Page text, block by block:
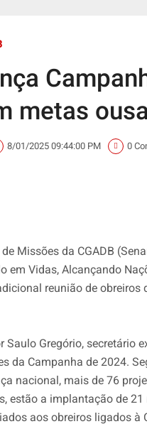
metas
8/01/2025 09:44:00 PM 0
Missões da CGADB
em Vidas, Alcançando
reunião de
Saulo Gregório, secretário
da Campanha de 2024.
nacional, mais de 76
estão a implantação de
aos obreiros ligados à